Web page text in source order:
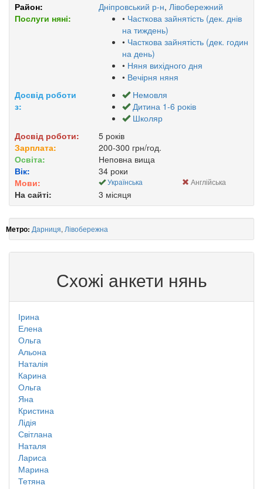
Район: Дніпровський р-н, Лівобережний
Послуги няні:
• Часткова зайнятість (дек. днів
на тиждень)
• Часткова зайнятість (дек. годин
на день)
• Няня вихідного дня
• Вечірня няня
Досвід роботи
з:
Немовля
Дитина 1-6 років
Школяр
Досвід роботи:
5 років
Зарплата:
200-300 грн/год.
Освіта:
Неповна вища
Вік:
34 роки
Мови:
Українська Англійська
На сайті: 3 місяця
Метро: Дарниця, Лівобережна
Схожі анкети нянь
Ірина
Елена
Ольга
Альона
Наталія
Карина
Ольга
Яна
Кристина
Лідія
Світлана
Наталя
Лариса
Марина
Тетяна